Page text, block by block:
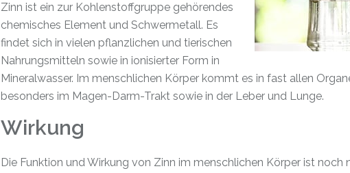
Zinn ist ein zur Kohlenstoffgruppe gehörendes
chemisches Element und Schwermetall. Es
findet sich in vielen pflanzlichen und tierischen
Nahrungsmitteln sowie in ionisierter Form in
Mineralwasser. Im menschlichen Körper kommt es in fast allen
besonders im Magen-Darm-Trakt sowie in der Leber und Lunge.
Wirkung
Die Funktion und Wirkung von Zinn im menschlichen Körper ist noch